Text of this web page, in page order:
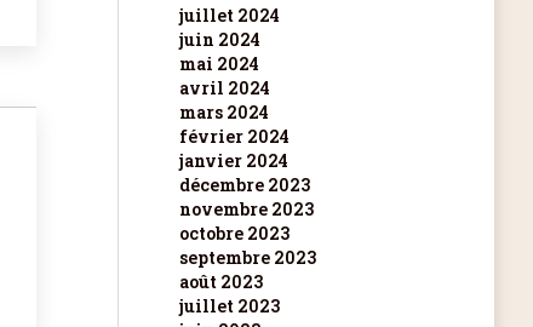
juillet 2024
juin 2024
mai 2024
avril 2024
mars 2024
février 2024
janvier 2024
décembre 2023
novembre 2023
octobre 2023
septembre 2023
août 2023
juillet 2023